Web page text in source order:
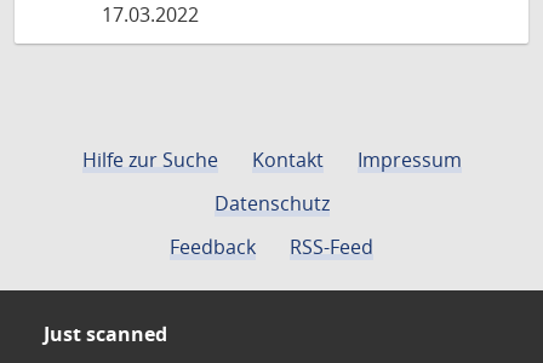
17.03.2022
Hilfe zur Suche Kontakt
Impressum
Datenschutz
Feedback
RSS-Feed
Just scanned